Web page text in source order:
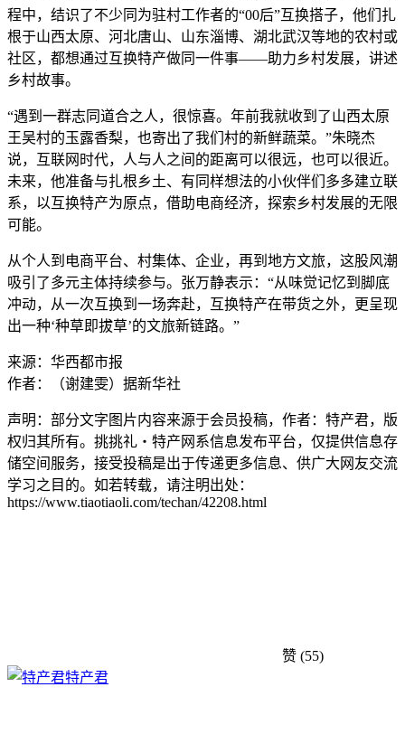
程中，结识了不少同为驻村工作者的“00后”互换搭子，他们扎
根于山西太原、河北唐山、山东淄博、湖北武汉等地的农村或
社区，都想通过互换特产做同一件事——助力乡村发展，讲述
乡村故事。
“遇到一群志同道合之人，很惊喜。年前我就收到了山西太原
王吴村的玉露香梨，也寄出了我们村的新鲜蔬菜。”朱晓杰
说，互联网时代，人与人之间的距离可以很远，也可以很近。
未来，他准备与扎根乡土、有同样想法的小伙伴们多多建立联
系，以互换特产为原点，借助电商经济，探索乡村发展的无限
可能。
从个人到电商平台、村集体、企业，再到地方文旅，这股风潮
吸引了多元主体持续参与。张万静表示：“从味觉记忆到脚底
冲动，从一次互换到一场奔赴，互换特产在带货之外，更呈现
出一种‘种草即拔草’的文旅新链路。”
来源：华西都市报
作者：（谢建雯）据新华社
声明：部分文字图片内容来源于会员投稿，作者：特产君，版
权归其所有。挑挑礼・特产网系信息发布平台，仅提供信息存
储空间服务，接受投稿是出于传递更多信息、供广大网友交流
学习之目的。如若转载，请注明出处：
https://www.tiaotiaoli.com/techan/42208.html
赞 (55)
特产君